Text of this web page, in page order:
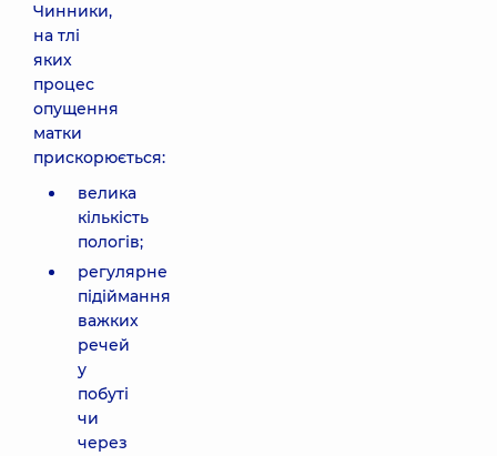
Чинники,
на тлі
яких
процес
опущення
матки
прискорюється:
велика
кількість
пологів;
регулярне
підіймання
важких
речей
у
побуті
чи
через